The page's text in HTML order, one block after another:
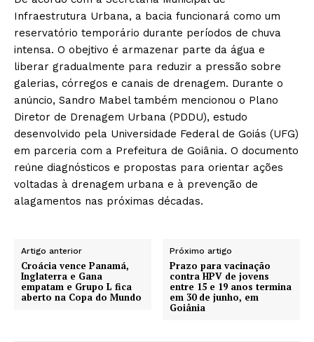
Infraestrutura Urbana, a bacia funcionará como um
reservatório temporário durante períodos de chuva
intensa. O obejtivo é armazenar parte da água e
liberar gradualmente para reduzir a pressão sobre
galerias, córregos e canais de drenagem. Durante o
anúncio, Sandro Mabel também mencionou o Plano
Diretor de Drenagem Urbana (PDDU), estudo
desenvolvido pela Universidade Federal de Goiás (UFG)
em parceria com a Prefeitura de Goiânia. O documento
reúne diagnósticos e propostas para orientar ações
voltadas à drenagem urbana e à prevenção de
alagamentos nas próximas décadas.
Artigo anterior
Croácia vence Panamá,
Inglaterra e Gana
empatam e Grupo L fica
aberto na Copa do Mundo
Próximo artigo
Prazo para vacinação
contra HPV de jovens
entre 15 e 19 anos termina
em 30 de junho, em
Goiânia